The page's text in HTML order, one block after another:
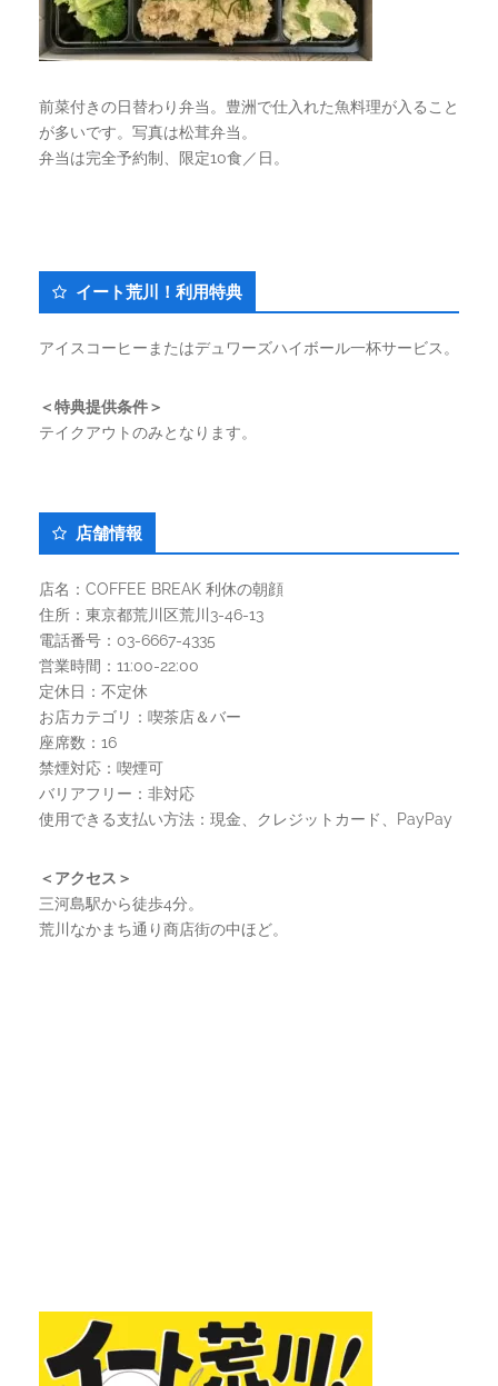
前菜付きの日替わり弁当。豊洲で仕入れた魚料理が入ること
が多いです。写真は松茸弁当。
弁当は完全予約制、限定10食／日。
イート荒川！利用特典
アイスコーヒーまたはデュワーズハイボール一杯サービス。
＜特典提供条件＞
テイクアウトのみとなります。
店舗情報
店名：COFFEE BREAK 利休の朝顔
住所：東京都荒川区荒川3-46-13
電話番号：03-6667-4335
営業時間：11:00-22:00
定休日：不定休
お店カテゴリ：喫茶店＆バー
座席数：16
禁煙対応：喫煙可
バリアフリー：非対応
使用できる支払い方法：現金、クレジットカード、PayPay
＜アクセス＞
三河島駅から徒歩4分。
荒川なかまち通り商店街の中ほど。